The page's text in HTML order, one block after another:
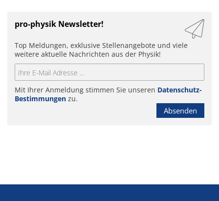
pro-physik Newsletter!
Top Meldungen, exklusive Stellenangebote und viele
weitere aktuelle Nachrichten aus der Physik!
Mit Ihrer Anmeldung stimmen Sie unseren Datenschutz-
Bestimmungen zu.
Absenden